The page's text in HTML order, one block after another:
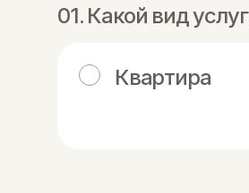
Какой вид
Квартира